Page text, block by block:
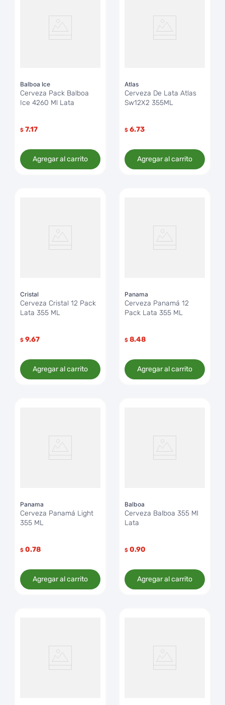
Balboa Ice
Cerveza Pack Balboa
Ice 4260 Ml Lata
$ 7.17
Agregar al carrito
Atlas
Cerveza De Lata Atlas
Sw12X2 355ML
$ 6.73
Agregar al carrito
Cristal
Cerveza Cristal 12 Pack
Lata 355 ML
$ 9.67
Agregar al carrito
Panama
Cerveza Panamá 12
Pack Lata 355 ML
$ 8.48
Agregar al carrito
Panama
Cerveza Panamá Light
355 ML
$ 0.78
Agregar al carrito
Balboa
Cerveza Balboa 355 Ml
Lata
$ 0.90
Agregar al carrito